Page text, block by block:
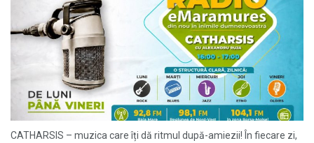
CATHARSIS – muzica care îți dă ritmul după-amiezii! În fiecare zi,